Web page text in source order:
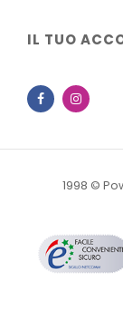
IL TUO
Facebook
1998 ©